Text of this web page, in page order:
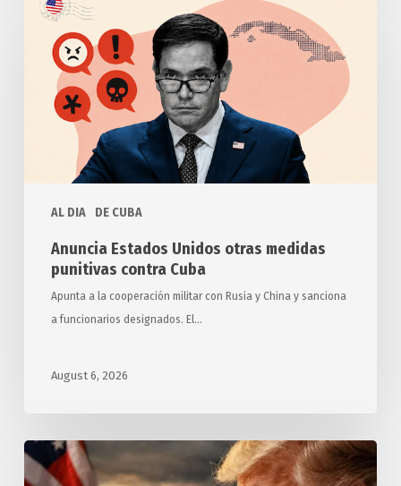
AL DIA DE CUBA
Estados
Unidos
medidas
punitivas
Anuncia Estados Unidos otras medidas
punitivas contra Cuba
Apunta a la cooperación militar con Rusia y China y sanciona
a funcionarios designados. El…
August 6, 2026
Exigen
relatores